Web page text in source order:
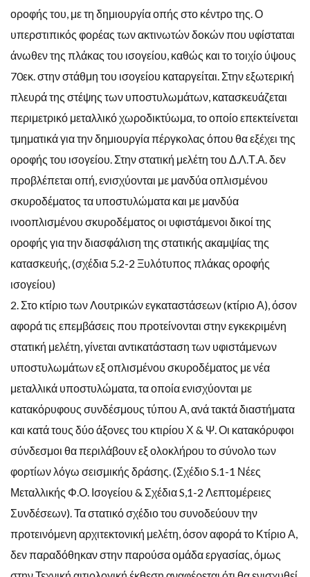
οροφής του, με τη δημιουργία οπής στο κέντρο της. Ο
υπερστιπικός φορέας των ακτινωτών δοκών που υφίσταται
άνωθεν της πλάκας του ισογείου, καθώς και το τοιχίο ύψους
70εκ. στην στάθμη του ισογείου καταργείται. Στην εξωτερική
πλευρά της στέψης των υποστυλωμάτων, κατασκευάζεται
περιμετρικό μεταλλικό χωροδικτύωμα, το οποίο επεκτείνεται
τμηματικά για την δημιουργία πέργκολας όπου θα εξέχει της
οροφής του ισογείου. Στην στατική μελέτη του Δ.Λ.Τ.Α. δεν
προβλέπεται οπή, ενισχύονται με μανδύα οπλισμένου
σκυροδέματος τα υποστυλώματα και με μανδύα
ινοοπλισμένου σκυροδέματος οι υφιστάμενοι δικοί της
οροφής για την διασφάλιση της στατικής ακαμψίας της
κατασκευής, (σχέδια 5.2-2 Ξυλότυπος πλάκας οροφής
ισογείου)
2. Στο κτίριο των Λουτρικών εγκαταστάσεων (κτίριο Α), όσον
αφορά τις επεμβάσεις που προτείνονται στην εγκεκριμένη
στατική μελέτη, γίνεται αντικατάσταση των υφιστάμενων
υποστυλωμάτων εξ οπλισμένου σκυροδέματος με νέα
μεταλλικά υποστυλώματα, τα οποία ενισχύονται με
κατακόρυφους συνδέσμους τύπου Α, ανά τακτά διαστήματα
και κατά τους δύο άξονες του κτιρίου Χ & Ψ. Οι κατακόρυφοι
σύνδεσμοι θα περιλάβουν εξ ολοκλήρου το σύνολο των
φορτίων λόγω σεισμικής δράσης. (Σχέδιο S.1-1 Νέες
Μεταλλικής Φ.Ο. Ισογείου & Σχέδια S,1-2 Λεπτομέρειες
Συνδέσεων). Τα στατικό σχέδιο του συνοδεύουν την
προτεινόμενη αρχιτεκτονική μελέτη, όσον αφορά το Κτίριο Α,
δεν παραδόθηκαν στην παρούσα ομάδα εργασίας, όμως